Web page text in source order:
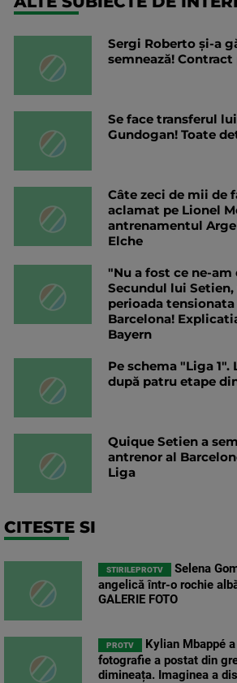
Sergi Roberto și-a
semnează! Contract
Se face transferul
Gundogan! Toate
Câte zeci de mii de
aclamat pe Lionel
antrenamentul
Elche
"Nu a fost ce ne-am
Secundul lui
perioada tensionata
Barcelona!
Bayern
Pe schema "Liga 1".
după patru etape
Quique Setien a
antrenor al
Liga
CITESTE SI
STIRILEPROTV
Selena
angelică într-o rochie
GALERIE FOTO
PROTV
Kylian Mbappé
fotografie a postat din
dimineața. Imaginea a